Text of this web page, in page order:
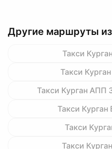
Другие маршруты из
Такси
Такси
Такси Курган АПП
Такси Курган
Такси
Такси